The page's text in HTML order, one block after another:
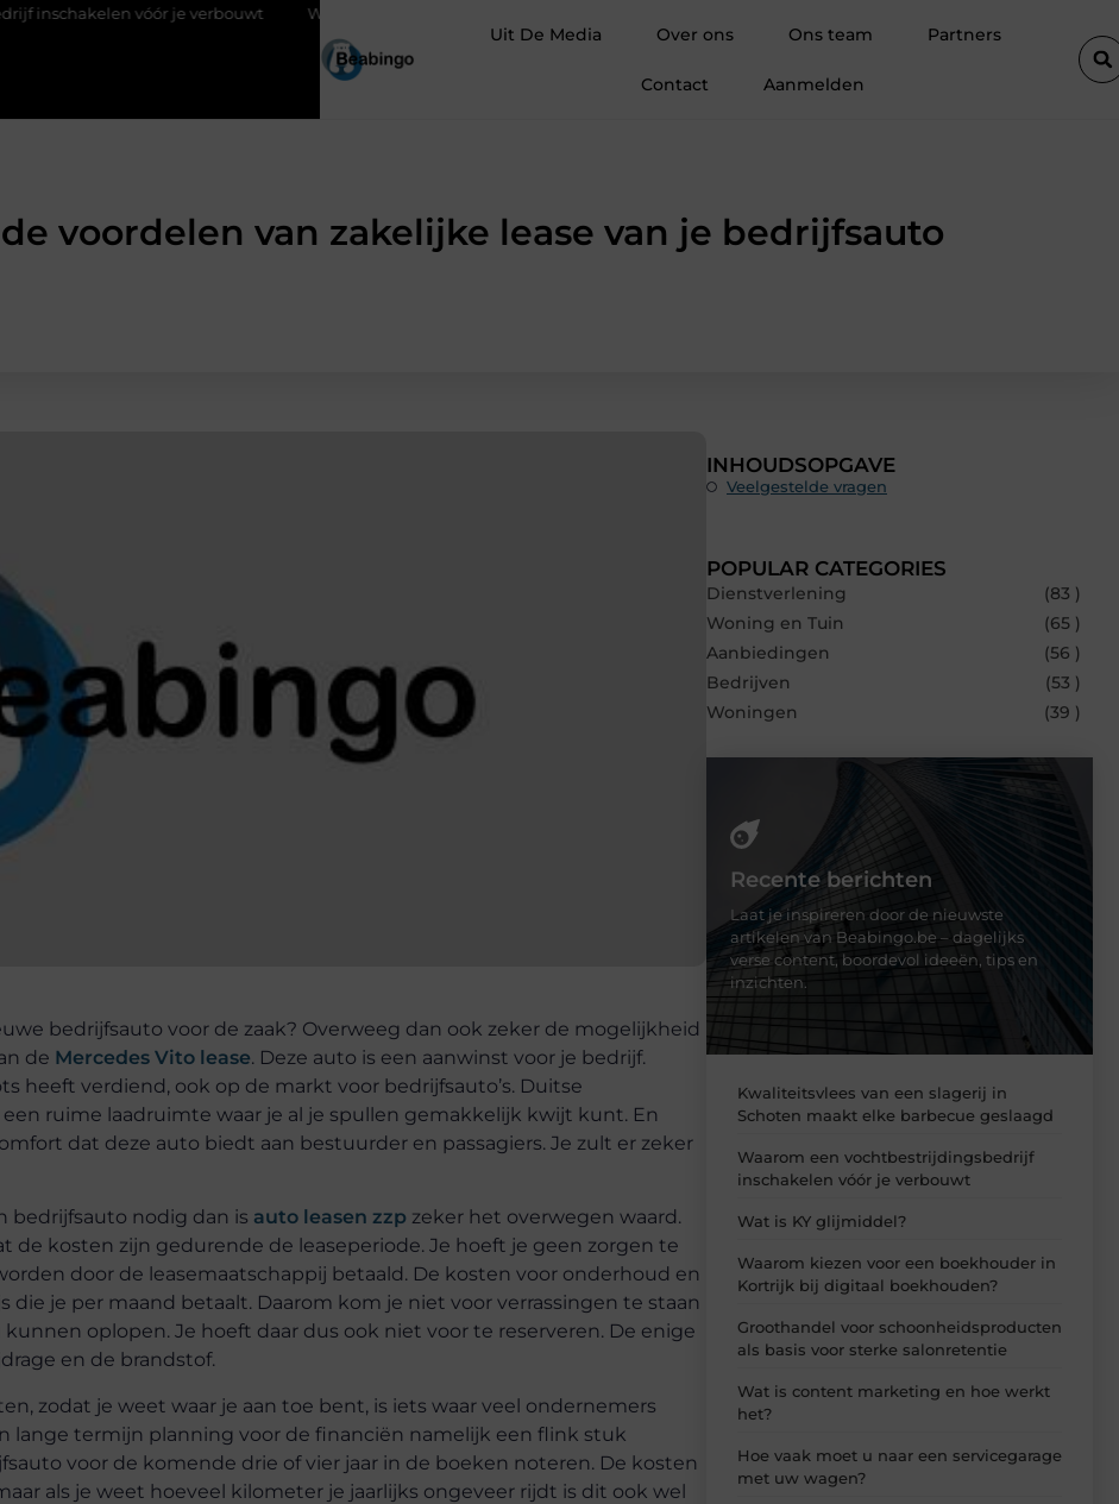
vóór je verbouwt Wat is KY glijmiddel?
Uit De Media Over ons Ons team Partners
Contact Aanmelden
voordelen van zakelijke lease van je bedrijfsauto
bedrijfsauto voor de zaak? Overweeg dan ook zeker de mogelijkheid
de Mercedes Vito lease. Deze auto is een aanwinst voor je bedrijf.
heeft verdiend, ook op de markt voor bedrijfsauto’s. Duitse
ruime laadruimte waar je al je spullen gemakkelijk kwijt kunt. En
dat deze auto biedt aan bestuurder en passagiers. Je zult er zeker
bedrijfsauto nodig dan is auto leasen zzp zeker het overwegen waard.
de kosten zijn gedurende de leaseperiode. Je hoeft je geen zorgen te
door de leasemaatschappij betaald. De kosten voor onderhoud en
je per maand betaalt. Daarom kom je niet voor verrassingen te staan
oplopen. Je hoeft daar dus ook niet voor te reserveren. De enige
en de brandstof.
zodat je weet waar je aan toe bent, is iets waar veel ondernemers
lange termijn planning voor de financiën namelijk een flink stuk
voor de komende drie of vier jaar in de boeken noteren. De kosten
als je weet hoeveel kilometer je jaarlijks ongeveer rijdt is dit ook wel
INHOUDSOPGAVE
Veelgestelde vragen
POPULAR CATEGORIES
Dienstverlening
(83 )
Woning en Tuin
(65 )
Aanbiedingen
(56 )
Bedrijven
(53 )
Woningen
(39 )
Recente berichten
Laat je inspireren door de nieuwste
artikelen van Beabingo.be – dagelijks
verse content, boordevol ideeën, tips en
inzichten.
Kwaliteitsvlees van een slagerij in
Schoten maakt elke barbecue geslaagd
Waarom een vochtbestrijdingsbedrijf
inschakelen vóór je verbouwt
Wat is KY glijmiddel?
Waarom kiezen voor een boekhouder in
Kortrijk bij digitaal boekhouden?
Groothandel voor schoonheidsproducten
als basis voor sterke salonretentie
Wat is content marketing en hoe werkt
het?
Hoe vaak moet u naar een servicegarage
met uw wagen?